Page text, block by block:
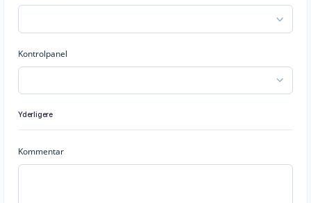
Kontrolpanel
Yderligere
Kommentar